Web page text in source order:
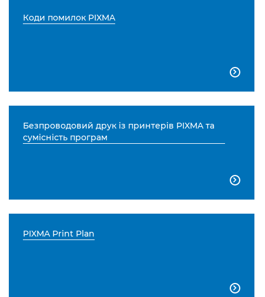
Коди помилок PIXMA

Безпроводовий друк із принтерів PIXMA та
сумісність програм

PIXMA Print Plan
